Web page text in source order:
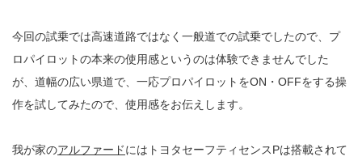
今回の試乗では高速道路ではなく一般道での試乗でしたので、プ
ロパイロットの本来の使用感というのは体験できませんでした
が、道幅の広い県道で、一応プロパイロットをON・OFFをする操
作を試してみたので、使用感をお伝えします。
我が家のアルファードにはトヨタセーフティセンスPは搭載されて